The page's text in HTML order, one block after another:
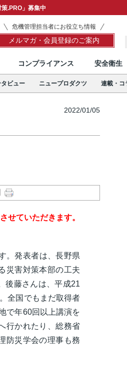
.PRO」募集中
危機管理担当者にお役立ち情報
メルマガ・会員登録のご案内
コンプライアンス 安全衛生
タビュー ニュープロダクツ 連載・コ
2022/01/05
せていただきます。
。発表者は、長野県
災害対策本部の工夫
後藤さんは、平成21
全国でもまだ取得者
で年60回以上講演を
行かれたり、総務省
防災学会の理事も務